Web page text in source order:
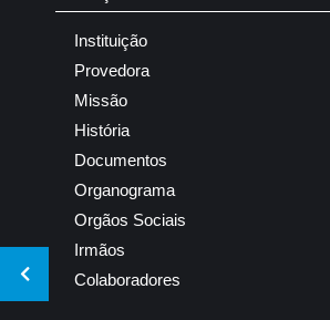
Instituição
Provedora
Missão
História
Documentos
Organograma
Orgãos Sociais
Irmãos
Colaboradores